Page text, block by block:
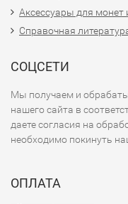
Аксессуары для монет
Справочная
СОЦСЕТИ
Мы получаем и
нашего сайта в
даете согласия на
необходимо покинуть
ОПЛАТА